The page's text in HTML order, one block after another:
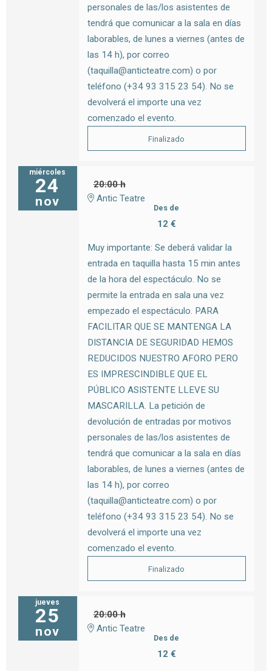
personales de las/los asistentes de
tendrá que comunicar a la sala en días
laborables, de lunes a viernes (antes de
las 14 h), por correo
(taquilla@anticteatre.com) o por
teléfono (+34 93 315 23 54). No se
devolverá el importe una vez
comenzado el evento.
Finalizado
miércoles
24
nov
20:00 h
Antic Teatre
Des de
12 €
Muy importante: Se deberá validar la
entrada en taquilla hasta 15 min antes
de la hora del espectáculo. No se
permite la entrada en sala una vez
empezado el espectáculo. PARA
FACILITAR QUE SE MANTENGA LA
DISTANCIA DE SEGURIDAD HEMOS
REDUCIDOS NUESTRO AFORO PERO
ES IMPRESCINDIBLE QUE EL
PÚBLICO ASISTENTE LLEVE SU
MASCARILLA. La petición de
devolución de entradas por motivos
personales de las/los asistentes de
tendrá que comunicar a la sala en días
laborables, de lunes a viernes (antes de
las 14 h), por correo
(taquilla@anticteatre.com) o por
teléfono (+34 93 315 23 54). No se
devolverá el importe una vez
comenzado el evento.
Finalizado
jueves
25
nov
20:00 h
Antic Teatre
Des de
12 €